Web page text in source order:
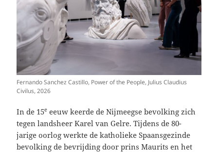
Fernando Sanchez Castillo, Power of the People, Julius Claudius
Civilus, 2026
In de 15e eeuw keerde de Nijmeegse bevolking zich
tegen landsheer Karel van Gelre. Tijdens de 80-
jarige oorlog werkte de katholieke Spaansgezinde
bevolking de bevrijding door prins Maurits en het